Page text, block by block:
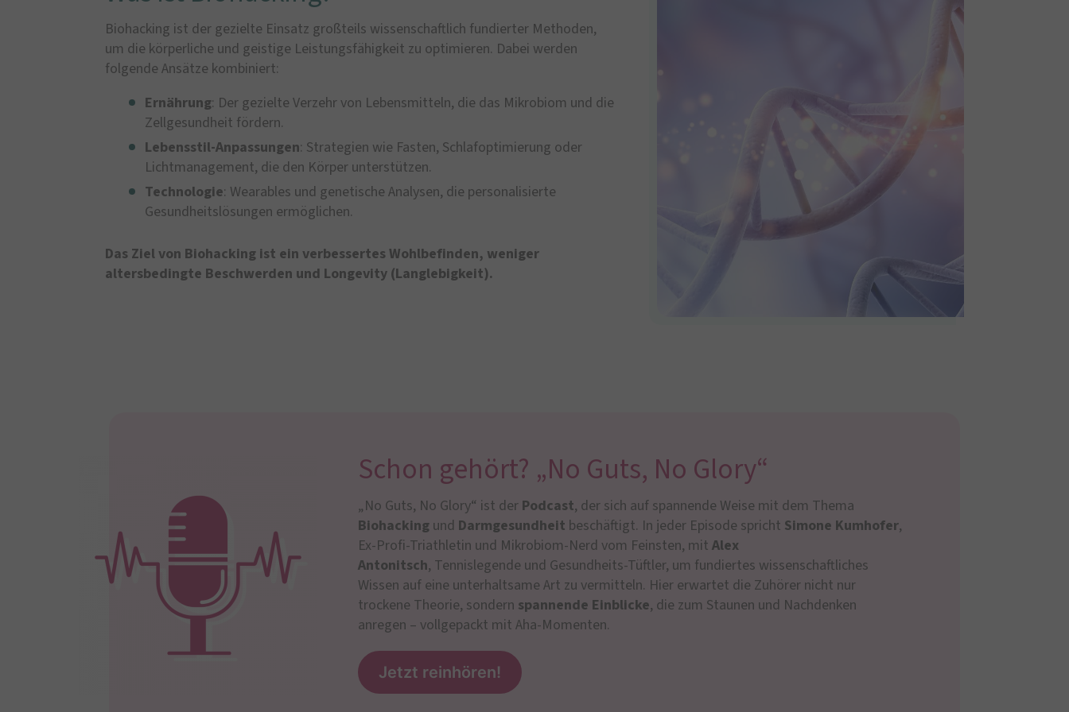
Biohacking ist der gezielte Einsatz großteils wissenschaftlich fundierter Methoden,
um die körperliche und geistige Leistungsfähigkeit zu optimieren. Dabei werden
folgende Ansätze kombiniert:
Ernährung: Der gezielte Verzehr von Lebensmitteln, die das Mikrobiom und die
Zellgesundheit fördern.
Lebensstil-Anpassungen: Strategien wie Fasten, Schlafoptimierung oder
Lichtmanagement, die den Körper unterstützen.
Technologie: Wearables und genetische Analysen, die personalisierte
Gesundheitslösungen ermöglichen.
Das Ziel von Biohacking ist ein verbessertes Wohlbefinden, weniger
altersbedingte Beschwerden und Longevity (Langlebigkeit).
Schon gehört? „No Guts, No Glory“
„No Guts, No Glory“ ist der Podcast, der sich auf spannende Weise mit dem Thema
Biohacking und Darmgesundheit beschäftigt. In jeder Episode spricht Simone Kumhofer,
Ex-Profi-Triathletin und Mikrobiom-Nerd vom Feinsten, mit Alex
Antonitsch, Tennislegende und Gesundheits-Tüftler, um fundiertes wissenschaftliches
Wissen auf eine unterhaltsame Art zu vermitteln. Hier erwartet die Zuhörer nicht nur
trockene Theorie, sondern spannende Einblicke, die zum Staunen und Nachdenken
anregen – vollgepackt mit Aha-Momenten.
Jetzt reinhören!